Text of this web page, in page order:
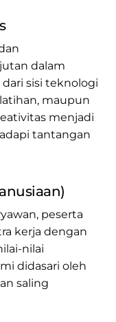
dalam
sisi teknologi
maupun
menjadi
tantangan
peserta
kerja dengan
nilai
didasari oleh
saling